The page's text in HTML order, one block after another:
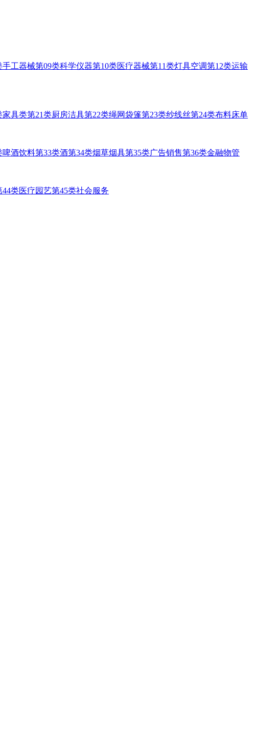
手工器械第09类科学仪器第10类医疗器械第11类灯具空调第12类运输
家具类第21类厨房洁具第22类绳网袋篷第23类纱线丝第24类布料床单
啤酒饮料第33类酒第34类烟草烟具第35类广告销售第36类金融物管
44类医疗园艺第45类社会服务